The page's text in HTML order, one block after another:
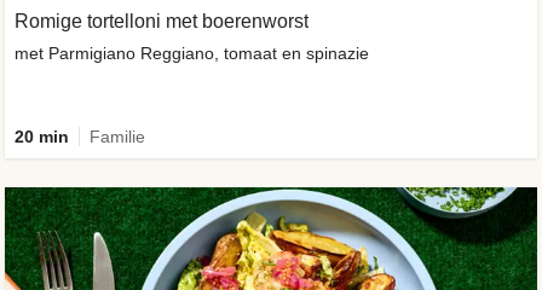
Romige tortelloni met boerenworst
met Parmigiano Reggiano, tomaat en spinazie
20 min Familie